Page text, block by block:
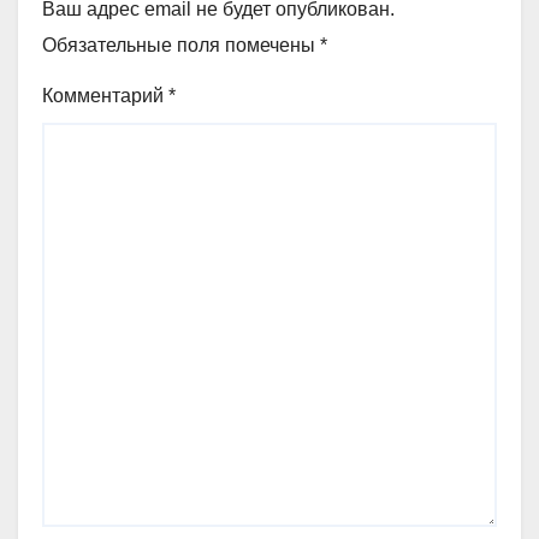
Ваш адрес email не будет опубликован.
Обязательные поля помечены *
Комментарий *